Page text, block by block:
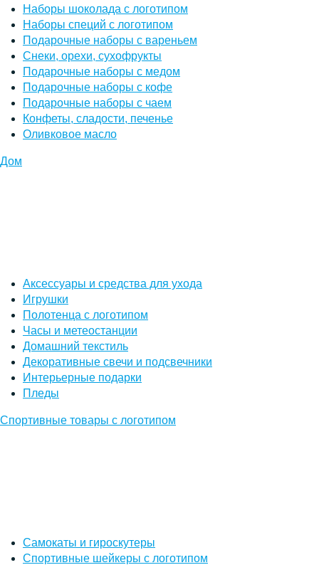
Наборы шоколада с логотипом
Наборы специй с логотипом
Подарочные наборы с вареньем
Снеки, орехи, сухофрукты
Подарочные наборы с медом
Подарочные наборы с кофе
Подарочные наборы с чаем
Конфеты, сладости, печенье
Оливковое масло
Дом
Аксессуары и средства для ухода
Игрушки
Полотенца с логотипом
Часы и метеостанции
Домашний текстиль
Декоративные свечи и подсвечники
Интерьерные подарки
Пледы
Спортивные товары с логотипом
Самокаты и гироскутеры
Спортивные шейкеры с логотипом